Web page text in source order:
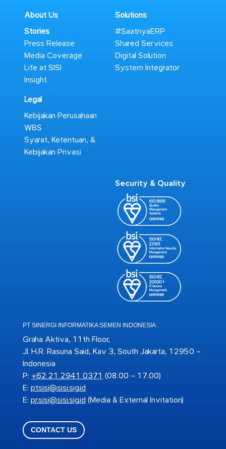
About Us
Stories
Press Release
Media Coverage
Life at SISI
Insight
Legal
Kebijakan Perusahaan
WBS
Syarat, Ketentuan, &
Kebijakan Privasi
Solutions
#SaatnyaERP
Shared Services
Digital Solution
System Integrator
Security & Quality
PT SINERGI INFORMATIKA SEMEN INDONESIA
Graha Aktiva, 11th Floor,
Jl. H.R. Rasuna Said, Kav 3, South Jakarta, 12950 –
Indonesia
P: +62 21 2941 0371 (08.00 – 17.00)
E: ptsisi@sisi.sig.id
E: pr.sisi@sisi.sig.id (Media & External Invitation)
CONTACT US